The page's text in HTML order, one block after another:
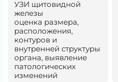
УЗИ щитовидной
железы
оценка размера,
расположения,
контуров и
внутренней структуры
органа, выявление
патологических
изменений